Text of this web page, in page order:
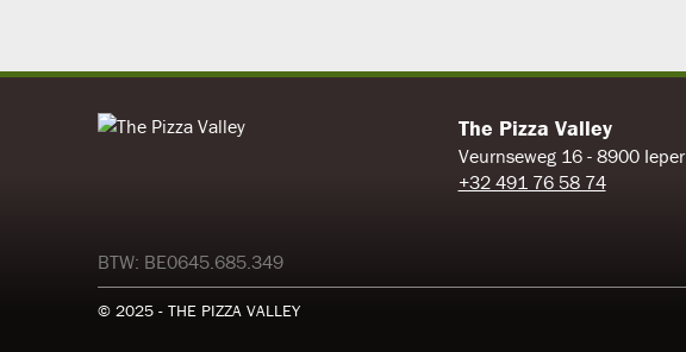
The Pizza Valley
Veurnseweg 16 - 8900 Ieper
+32 491 76 58 74
BTW: BE0645.685.349
© 2025 - THE PIZZA VALLEY